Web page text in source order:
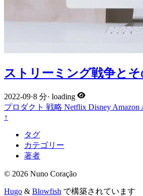
ストリーミング戦争と
2022-09·8 分· loading
プロダクト 戦略 Netflix Disney Amazon
↑
タグ
カテゴリー
著者
© 2026 Nuno Coração
Hugo & Blowfish で構築されています